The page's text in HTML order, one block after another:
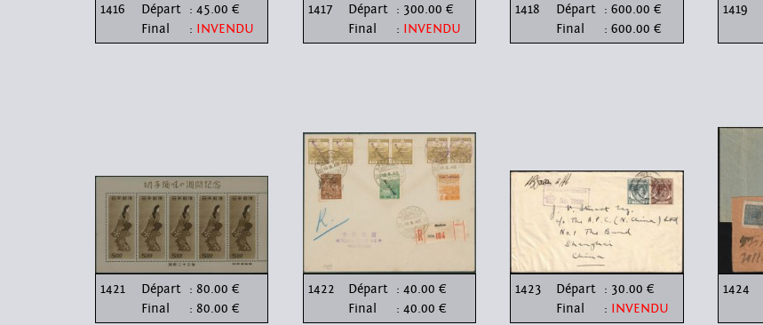
1416 Départ : 45.00 €
Final
: INVENDU
1417 Départ : 300.00 €
Final
: INVENDU
1418 Départ : 600.00 €
Final
: 600.00 €
1419
1421 Départ : 80.00 €
Final
: 80.00 €
1422 Départ : 40.00 €
Final
: 40.00 €
1423 Départ : 30.00 €
Final
: INVENDU
1424